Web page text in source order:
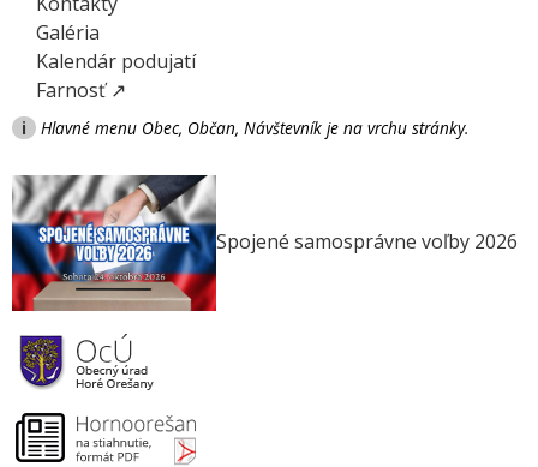
Galéria
Kalendár podujatí
Farnosť ↗
i Hlavné menu Obec, Občan, Návštevník je na vrchu stránky.
Spojené samosprávne voľby 2026